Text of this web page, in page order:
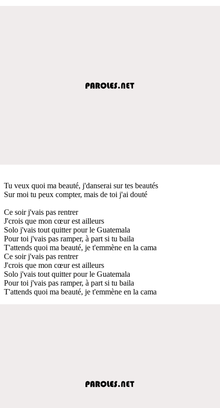
Tu veux quoi ma beauté, j'danserai sur tes beautés
Sur moi tu peux compter, mais de toi j'ai douté
Ce soir j'vais pas rentrer
J'crois que mon cœur est ailleurs
Solo j'vais tout quitter pour le Guatemala
Pour toi j'vais pas ramper, à part si tu baila
T'attends quoi ma beauté, je t'emmène en la cama
Ce soir j'vais pas rentrer
J'crois que mon cœur est ailleurs
Solo j'vais tout quitter pour le Guatemala
Pour toi j'vais pas ramper, à part si tu baila
T'attends quoi ma beauté, je t'emmène en la cama